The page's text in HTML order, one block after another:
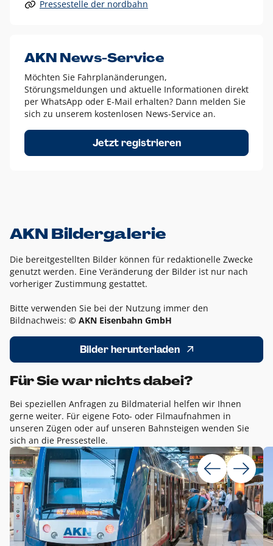
Alle anderen Logo-Varianten dürfen nur in Ausnahmefällen
Diese Ausnahmen sind zum Beispiel:
dem AKN Blau,
weißes Logo auf Fotohintergründen,
schwarzes Logo für reine Schwarz-Weiß-Umsetzungen
Um das Logo herum muss ein Schutzraum von jeweils einer
Höhe bzw. Breite des N aus AKN in alle Richtungen
Pressestelle der nordbahn
AKN News-Service
Möchten Sie Fahrplanänderungen,
Störungsmeldungen und aktuelle Informationen direkt
per WhatsApp oder E-Mail erhalten? Dann melden Sie
sich zu unserem kostenlosen News-Service an.
Jetzt registrieren
AKN Bildergalerie
Die bereitgestellten Bilder können für redaktionelle Zwecke
genutzt werden. Eine Veränderung der Bilder ist nur nach
vorheriger Zustimmung gestattet.
Bitte verwenden Sie bei der Nutzung immer den
Bildnachweis: © AKN Eisenbahn GmbH
Bilder herunterladen
Für Sie war nichts dabei?
Bei speziellen Anfragen zu Bildmaterial helfen wir Ihnen
gerne weiter. Für eigene Foto- oder Filmaufnahmen in
unseren Zügen oder auf unseren Bahnsteigen wenden Sie
sich an die Pressestelle.